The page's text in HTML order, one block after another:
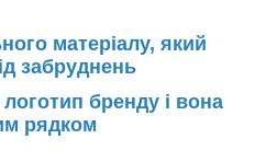
матеріалу, який
забруднень
бренду і вона
рядком